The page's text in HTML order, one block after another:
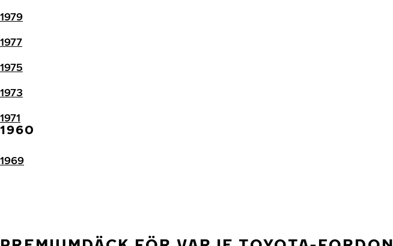
1979
1977
1975
1973
1971
1960
1969